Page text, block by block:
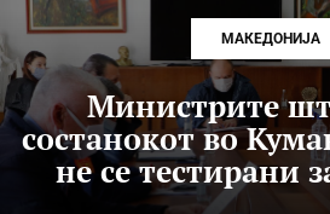
МАКЕДОНИЈА
Министрите
состанокот во
не се тестирани